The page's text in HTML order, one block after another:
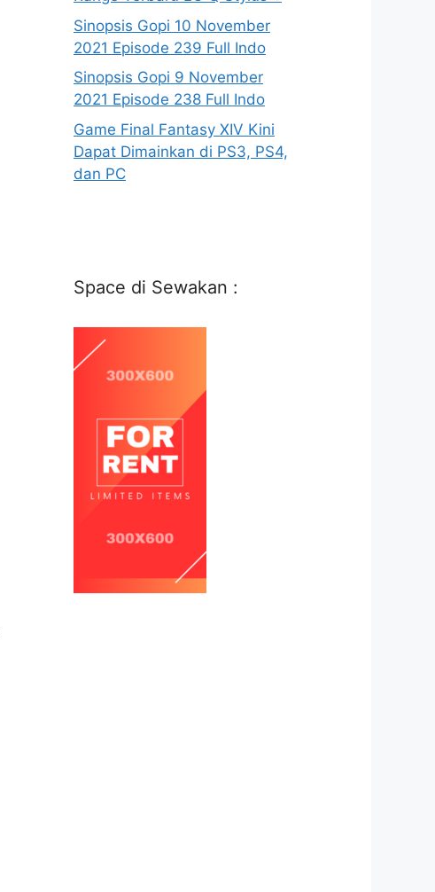
Sinopsis Gopi 10 November
2021 Episode 239 Full Indo
Sinopsis Gopi 9 November
2021 Episode 238 Full Indo
Game Final Fantasy XIV Kini
Dapat Dimainkan di PS3, PS4,
dan PC
Space di Sewakan :